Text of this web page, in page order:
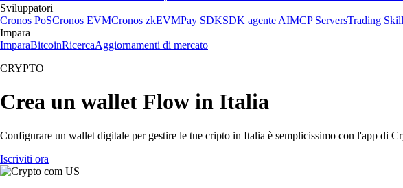
Sviluppatori
Cronos PoSCronos EVMCronos zkEVMPay SDKSDK agente AIMCP ServersTrading
Impara
ImparaBitcoinRicercaAggiornamenti di mercato
CRYPTO
Crea un wallet Flow in Italia
Configurare un wallet digitale per gestire le tue cripto in Italia è semplicissimo con l'app di
Iscriviti ora